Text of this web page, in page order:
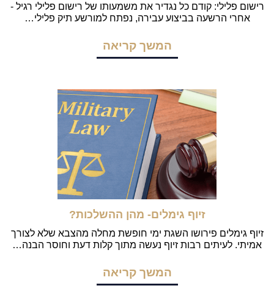
רישום פלילי: קודם כל נגדיר את משמעותו של רישום פלילי רגיל -
אחרי הרשעה בביצוע עבירה, נפתח למורשע תיק פלילי…
המשך קריאה
זיוף גימלים- מהן ההשלכות?
זיוף גימלים פירושו השגת ימי חופשת מחלה מהצבא שלא לצורך
אמיתי. לעיתים רבות זיוף נעשה מתוך קלות דעת וחוסר הבנה…
המשך קריאה